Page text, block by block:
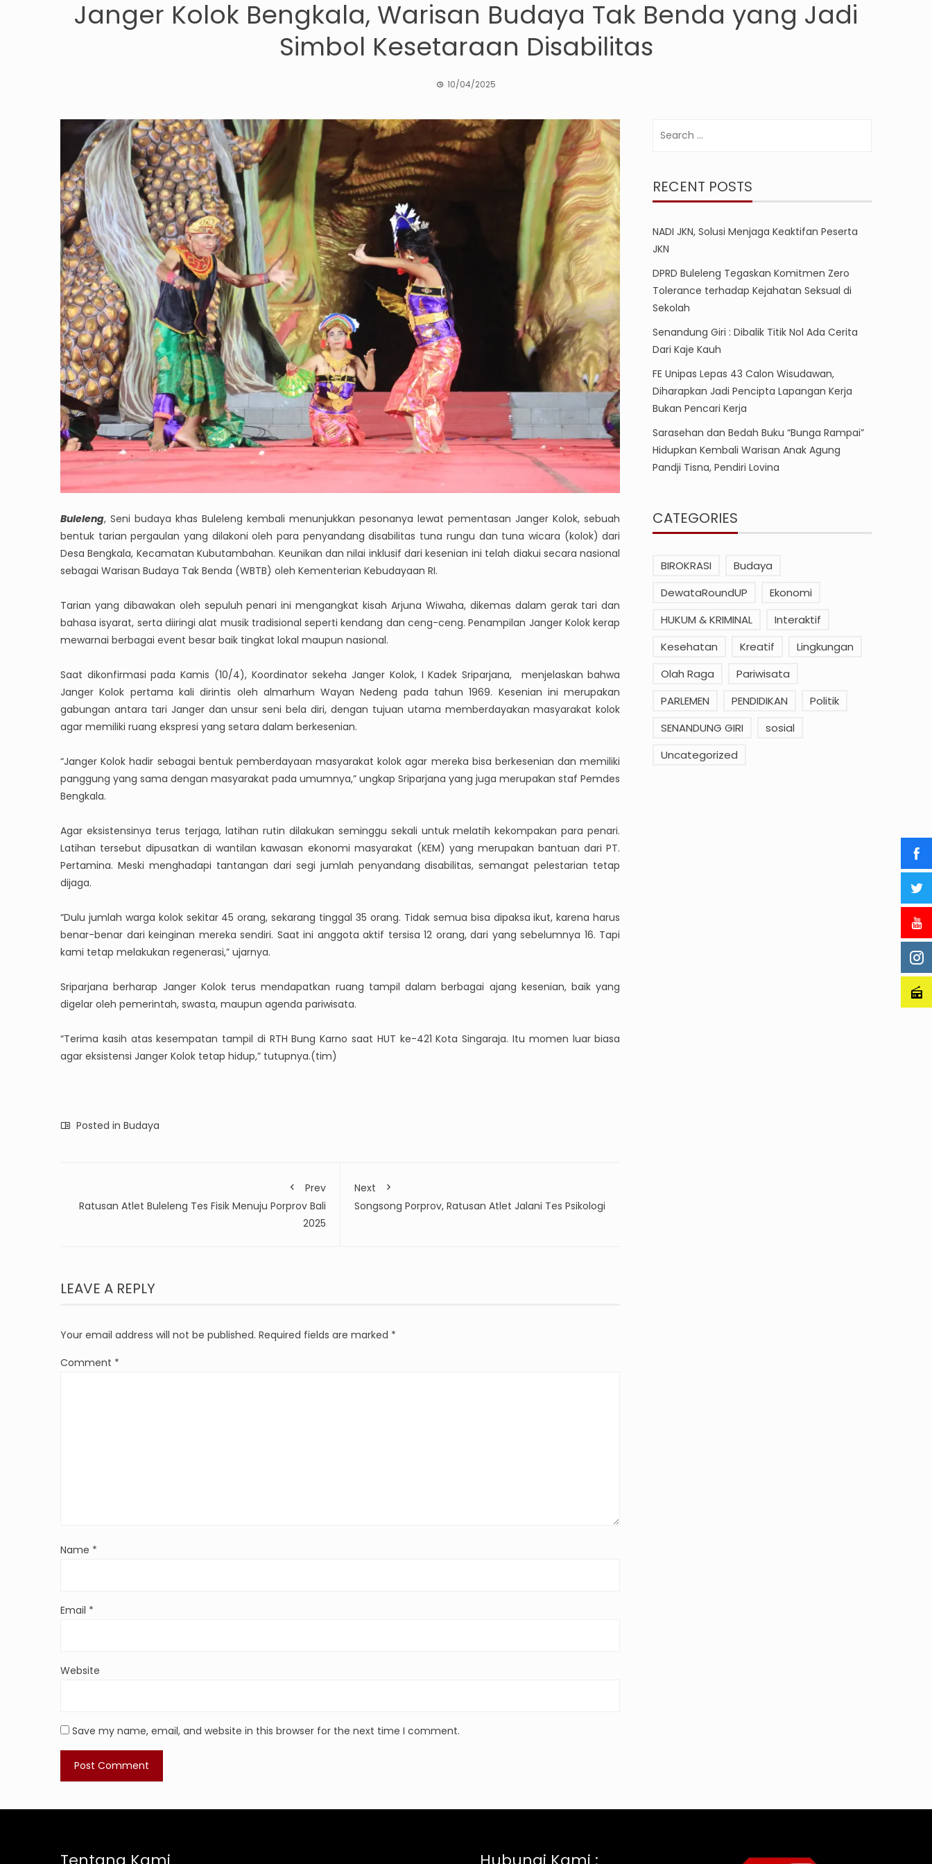
Janger Kolok Bengkala, Warisan Budaya Tak Benda yang Jadi
Simbol Kesetaraan Disabilitas
10/04/2025
Buleleng, Seni budaya khas Buleleng kembali menunjukkan pesonanya lewat pementasan Janger Kolok, sebuah
bentuk tarian pergaulan yang dilakoni oleh para penyandang disabilitas tuna rungu dan tuna wicara (kolok) dari
Desa Bengkala, Kecamatan Kubutambahan. Keunikan dan nilai inklusif dari kesenian ini telah diakui secara nasional
sebagai Warisan Budaya Tak Benda (WBTB) oleh Kementerian Kebudayaan RI.
Tarian yang dibawakan oleh sepuluh penari ini mengangkat kisah Arjuna Wiwaha, dikemas dalam gerak tari dan
bahasa isyarat, serta diiringi alat musik tradisional seperti kendang dan ceng-ceng. Penampilan Janger Kolok kerap
mewarnai berbagai event besar baik tingkat lokal maupun nasional.
Saat dikonfirmasi pada Kamis (10/4), Koordinator sekeha Janger Kolok, I Kadek Sriparjana, menjelaskan bahwa
Janger Kolok pertama kali dirintis oleh almarhum Wayan Nedeng pada tahun 1969. Kesenian ini merupakan
gabungan antara tari Janger dan unsur seni bela diri, dengan tujuan utama memberdayakan masyarakat kolok
agar memiliki ruang ekspresi yang setara dalam berkesenian.
“Janger Kolok hadir sebagai bentuk pemberdayaan masyarakat kolok agar mereka bisa berkesenian dan memiliki
panggung yang sama dengan masyarakat pada umumnya,” ungkap Sriparjana yang juga merupakan staf Pemdes
Bengkala.
Agar eksistensinya terus terjaga, latihan rutin dilakukan seminggu sekali untuk melatih kekompakan para penari.
Latihan tersebut dipusatkan di wantilan kawasan ekonomi masyarakat (KEM) yang merupakan bantuan dari PT.
Pertamina. Meski menghadapi tantangan dari segi jumlah penyandang disabilitas, semangat pelestarian tetap
dijaga.
“Dulu jumlah warga kolok sekitar 45 orang, sekarang tinggal 35 orang. Tidak semua bisa dipaksa ikut, karena harus
benar-benar dari keinginan mereka sendiri. Saat ini anggota aktif tersisa 12 orang, dari yang sebelumnya 16. Tapi
kami tetap melakukan regenerasi,” ujarnya.
Sriparjana berharap Janger Kolok terus mendapatkan ruang tampil dalam berbagai ajang kesenian, baik yang
digelar oleh pemerintah, swasta, maupun agenda pariwisata.
“Terima kasih atas kesempatan tampil di RTH Bung Karno saat HUT ke-421 Kota Singaraja. Itu momen luar biasa
agar eksistensi Janger Kolok tetap hidup,” tutupnya.(tim)
Posted in Budaya
Prev
Ratusan Atlet Buleleng Tes Fisik Menuju Porprov Bali
2025
Next
Songsong Porprov, Ratusan Atlet Jalani Tes Psikologi
LEAVE A REPLY
Your email address will not be published. Required fields are marked *
Comment *
Name *
Email *
Website
Save my name, email, and website in this browser for the next time I comment.
RECENT POSTS
NADI JKN, Solusi Menjaga Keaktifan Peserta
JKN
DPRD Buleleng Tegaskan Komitmen Zero
Tolerance terhadap Kejahatan Seksual di
Sekolah
Senandung Giri : Dibalik Titik Nol Ada Cerita
Dari Kaje Kauh
FE Unipas Lepas 43 Calon Wisudawan,
Diharapkan Jadi Pencipta Lapangan Kerja
Bukan Pencari Kerja
Sarasehan dan Bedah Buku “Bunga Rampai”
Hidupkan Kembali Warisan Anak Agung
Pandji Tisna, Pendiri Lovina
CATEGORIES
BIROKRASI
Budaya
DewataRoundUP
Ekonomi
HUKUM & KRIMINAL
Interaktif
Kesehatan
Kreatif
Lingkungan
Olah Raga
Pariwisata
PARLEMEN
PENDIDIKAN
Politik
SENANDUNG GIRI
sosial
Uncategorized